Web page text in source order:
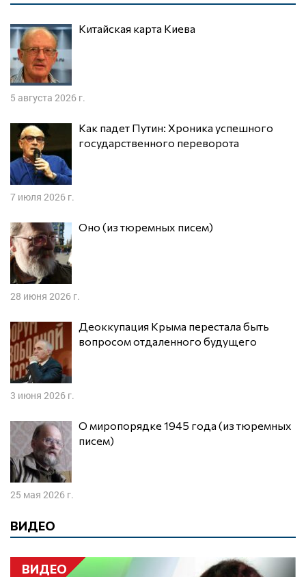
Китайская карта Киева
5 августа 2026 г.
Как падет Путин: Хроника успешного
государственного переворота
7 июля 2026 г.
Оно (из тюремных писем)
28 июня 2026 г.
Деоккупация Крыма перестала быть
вопросом отдаленного будущего
3 июня 2026 г.
О миропорядке 1945 года (из тюремных
писем)
25 мая 2026 г.
ВИДЕО
ВИДЕО